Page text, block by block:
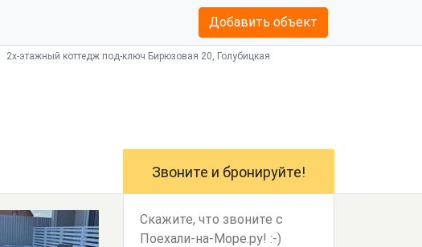
Добавить объект
2х-этажный коттедж под-ключ Бирюзовая 20, Голубицкая
Звоните и бронируйте!
Скажите, что звоните с
Поехали-на-Море.ру! :-)